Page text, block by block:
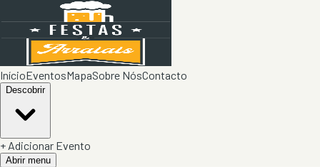
InícioEventosMapaSobre NósContacto
Descobrir
+ Adicionar Evento
Abrir menu